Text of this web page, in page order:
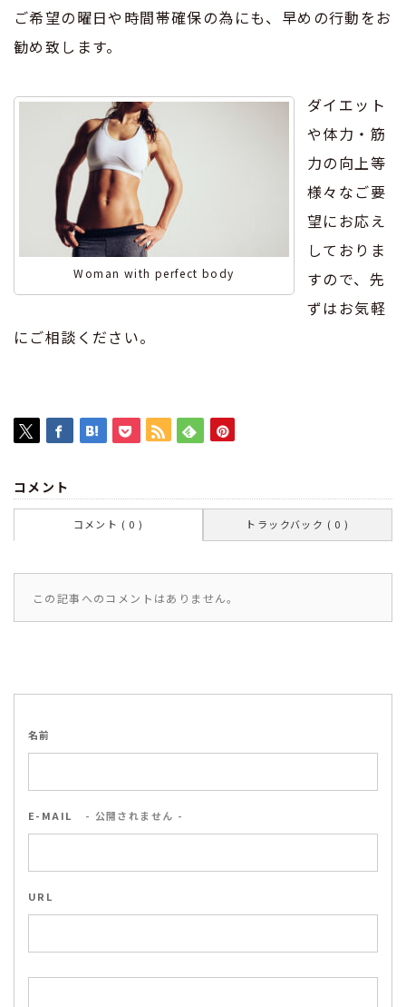
ご希望の曜日や時間帯確保の為にも、早めの行動をお
勧め致します。
Woman with perfect body
ダイエット
や体力・筋
力の向上等
様々なご要
望にお応え
しておりま
すので、先
ずはお気軽
にご相談ください。
コメント
コメント ( 0 ) トラックバック ( 0 )
この記事へのコメントはありません。
名前
E-MAIL - 公開されません -
URL